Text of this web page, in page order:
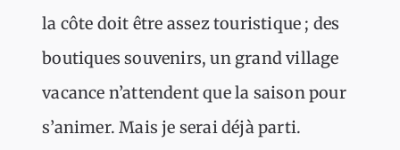
la côte doit être assez touristique ; des
boutiques souvenirs, un grand village
vacance n’attendent que la saison pour
s’animer. Mais je serai déjà parti.